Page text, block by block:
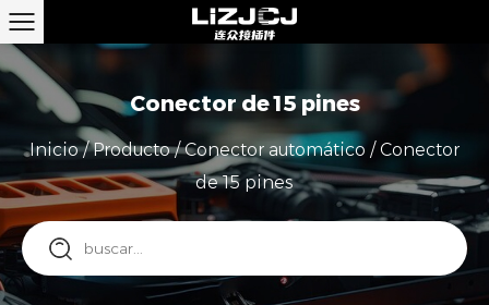
Conector de 15 pines
Inicio/Producto/Conector automático / Conector
de 15 pines